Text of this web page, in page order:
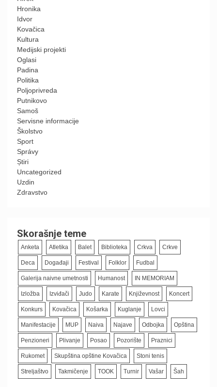
Hronika
Idvor
Kovačica
Kultura
Medijski projekti
Oglasi
Padina
Politika
Poljoprivreda
Putnikovo
Samoš
Servisne informacije
Školstvo
Sport
Správy
Știri
Uncategorized
Uzdin
Zdravstvo
Skorašnje teme
Anketa Atletika Balet Biblioteka Crkva Crkve
Deca Događaji Festival Folklor Fudbal
Galerija naivne umetnosti Humanost IN MEMORIAM
Izložba Izviđači Judo Karate Književnost Koncert
Konkurs Kovačica Košarka Kuglanje Lovci
Manifestacije MUP Naiva Najave Odbojka Opština
Penzioneri Plivanje Posao Pozorište Praznici
Rukomet Skupština opštine Kovačica Stoni tenis
Streljaštvo Takmičenje TOOK Turnir Vašar Šah